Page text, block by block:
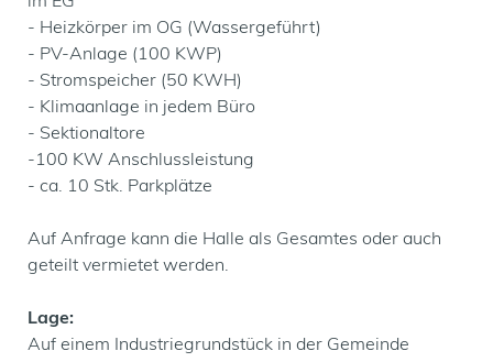
- Heizkörper im OG (Wassergeführt)
- PV-Anlage (100 KWP)
- Stromspeicher (50 KWH)
- Klimaanlage in jedem Büro
- Sektionaltore
-100 KW Anschlussleistung
- ca. 10 Stk. Parkplätze
Auf Anfrage kann die Halle als Gesamtes oder auch
geteilt vermietet werden.
Lage:
Auf einem Industriegrundstück in der Gemeinde